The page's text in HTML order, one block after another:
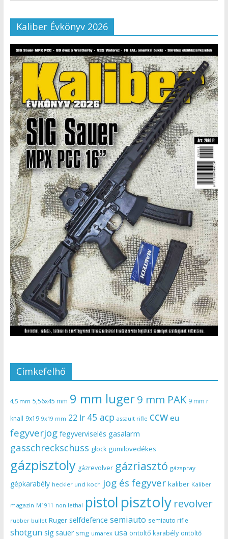
Kaliber Évkönyv 2026
Címkefelhő
4,5 mm 5,56x45 mm 9 mm luger9 mm PAK 9 mm r
knall 9x19 9x19 mm 22 lr 45 acp assault rifle ccw eu
fegyverjog fegyverviselés gasalarm
gasschreckschuss glock gumilövedékes
gázpisztoly gázrevolver gázriasztó gázspray
gépkarabély heckler und koch jog és fegyver kaliber Kaliber
magazin M1911 non lethal pistol pisztoly revolver
rubber bullet Ruger selfdefence semiauto semiauto rifle
shotgun sig sauer smg umarex usa öntöltő karabély öntöltő